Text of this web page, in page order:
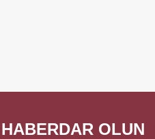
OLUN